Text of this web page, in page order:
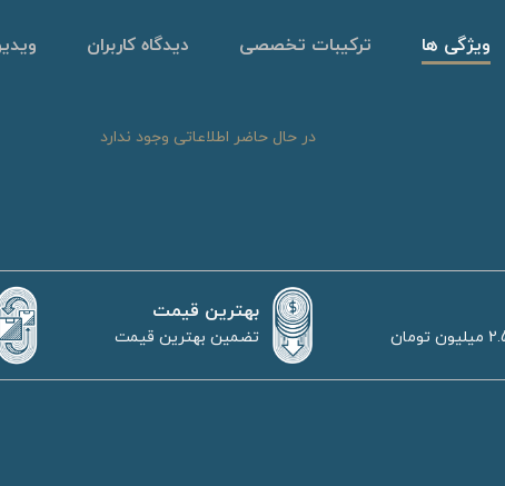
ویژگی ها ترکیبات تخصصی دیدگاه کاربران
در حال حاضر اطلاعاتی وجود ندارد
بهترین قیمت
تضمین بهترین قیمت